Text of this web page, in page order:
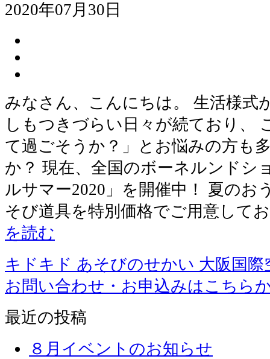
2020年07月30日
みなさん、こんにちは。 生活様式
しもつきづらい日々が続ており、
て過ごそうか？」とお悩みの方も
か？ 現在、全国のボーネルンドシ
ルサマー2020」を開催中！ 夏のお
そび道具を特別価格でご用意して
を読む
キドキド あそびのせかい 大阪国際
お問い合わせ・お申込みはこちら
最近の投稿
８月イベントのお知らせ